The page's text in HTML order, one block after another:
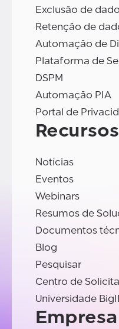
Exclusão de
Retenção de
Automação de
Plataforma de
DSPM
Automação PIA
Portal de
Recursos
Notícias
Eventos
Webinars
Resumos de
Documentos
Blog
Pesquisar
Centro de
Universidade
Empresa